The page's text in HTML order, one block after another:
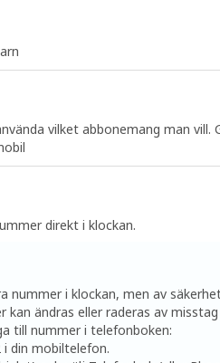
vilket abbonemang man
direkt i klockan.
nummer i klockan, men av
ändras eller raderas av
till nummer i telefonboken:
i din mobiltelefon.